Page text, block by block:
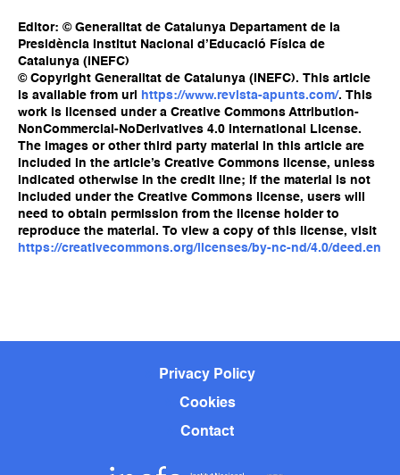
Editor: © Generalitat de Catalunya Departament de la
Presidència Institut Nacional d’Educació Física de
Catalunya (INEFC)
© Copyright Generalitat de Catalunya (INEFC). This article
is available from url
https://www.revista-apunts.com/. This
work is licensed under a Creative Commons Attribution-
NonCommercial-NoDerivatives 4.0 International License.
The images or other third party material in this article are
included in the article’s Creative Commons license, unless
indicated otherwise in the credit line; if the material is not
included under the Creative Commons license, users will
need to obtain permission from the license holder to
reproduce the material. To view a copy of this license, visit
https://creativecommons.org/licenses/by-nc-nd/4.0/deed.en
Privacy Policy
Cookies
Contact